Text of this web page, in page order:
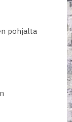
pohjalta